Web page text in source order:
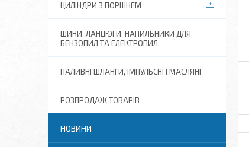
ЦИЛІНДРИ З ПОРШНЕМ
ШИНИ, ЛАНЦЮГИ, НАПИЛЬНИКИ ДЛЯ
БЕНЗОПИЛ ТА ЕЛЕКТРОПИЛ
ПАЛИВНІ ШЛАНГИ, ІМПУЛЬСНІ І МАСЛЯНІ
РОЗПРОДАЖ ТОВАРІВ
НОВИНИ